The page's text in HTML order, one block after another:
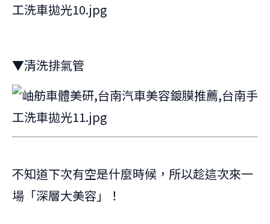
▼清洗排氣管
不知道下次有空是什麼時候，所以趁這次來一
場「深層大美容」！